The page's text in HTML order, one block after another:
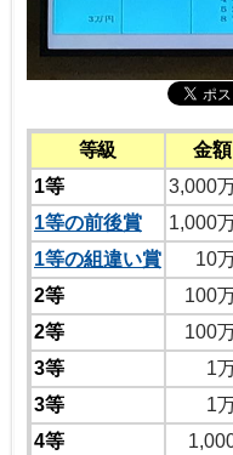
等級 金額
1等
3,000
1等の前後賞 1,000
1等の組違い賞
10
2等
100
2等 100
3等 1
3等 1
4等